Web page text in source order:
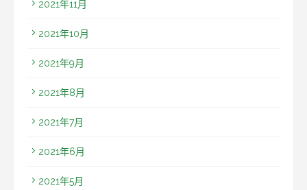
2021年11月
2021年10月
2021年9月
2021年8月
2021年7月
2021年6月
2021年5月